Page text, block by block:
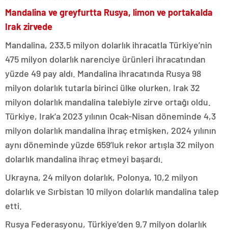
Mandalina ve greyfurtta Rusya, limon ve portakalda
Irak zirvede
Mandalina, 233,5 milyon dolarlık ihracatla Türkiye’nin
475 milyon dolarlık narenciye ürünleri ihracatından
yüzde 49 pay aldı. Mandalina ihracatında Rusya 98
milyon dolarlık tutarla birinci ülke olurken, Irak 32
milyon dolarlık mandalina talebiyle zirve ortağı oldu.
Türkiye, Irak’a 2023 yılının Ocak-Nisan döneminde 4,3
milyon dolarlık mandalina ihraç etmişken, 2024 yılının
aynı döneminde yüzde 659’luk rekor artışla 32 milyon
dolarlık mandalina ihraç etmeyi başardı.
Ukrayna, 24 milyon dolarlık, Polonya, 10,2 milyon
dolarlık ve Sırbistan 10 milyon dolarlık mandalina talep
etti.
Rusya Federasyonu, Türkiye’den 9,7 milyon dolarlık